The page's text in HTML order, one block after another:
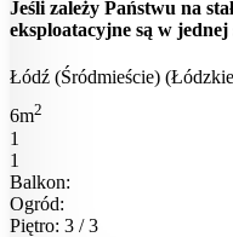
Jeśli zależy Państwu na
eksploatacyjne są w
Łódź (Śródmieście)
6m2
1
1
Balkon:
Ogród:
Piętro: 3 / 3